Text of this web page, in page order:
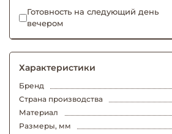
Готовность на следующий день
вечером
Характеристики
Бренд
Страна производства
Материал
Размеры, мм